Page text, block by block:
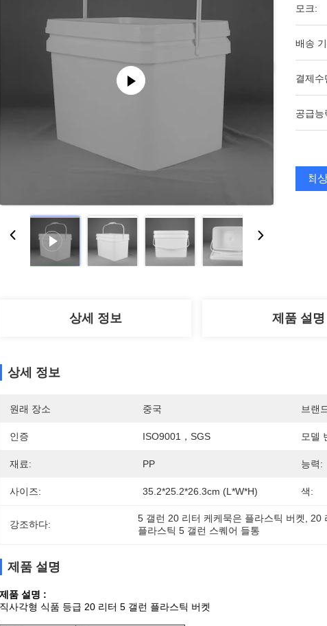
모크:
배송
결제수
공급능
최
상세 정보 제품 설명
상세 정보
원래 장소 중국 브랜
인증 ISO9001，SGS 모델
재료: PP 능력:
사이즈: 35.2*25.2*26.3cm (L*W*H) 색:
강조하다:
5 갤런 20 리터 케케묵은 플라스틱 버켓 20
플라스틱 5 갤런 스퀘어 들통
제품 설명
제품 설명 :
직사각형 식품 등급 20 리터 5 갤런 플라스틱 버켓